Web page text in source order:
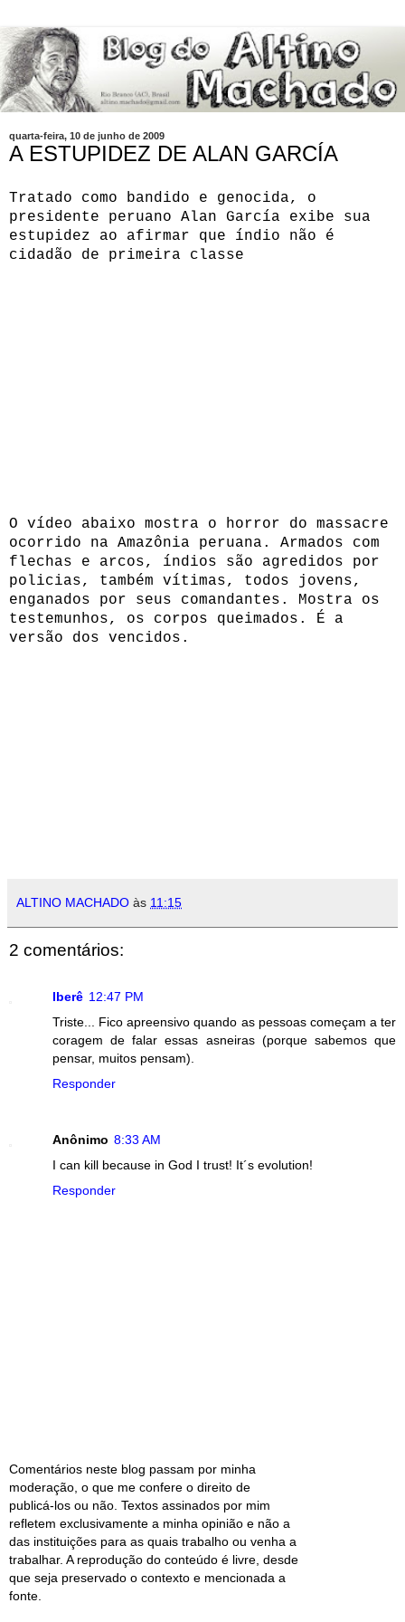
quarta-feira, 10 de junho de 2009
A ESTUPIDEZ DE ALAN GARCÍA
Tratado como bandido e genocida, o
presidente peruano Alan García exibe sua
estupidez ao afirmar que índio não é
cidadão de primeira classe
O vídeo abaixo mostra o horror do massacre
ocorrido na Amazônia peruana. Armados com
flechas e arcos, índios são agredidos por
policias, também vítimas, todos jovens,
enganados por seus comandantes. Mostra os
testemunhos, os corpos queimados. É a
versão dos vencidos.
ALTINO MACHADO às 11:15
2 comentários:
Iberê 12:47 PM
Triste... Fico apreensivo quando as pessoas começam a ter
coragem de falar essas asneiras (porque sabemos que
pensar, muitos pensam).
Responder
Anônimo 8:33 AM
I can kill because in God I trust! It´s evolution!
Responder
Comentários neste blog passam por minha
moderação, o que me confere o direito de
publicá-los ou não. Textos assinados por mim
refletem exclusivamente a minha opinião e não a
das instituições para as quais trabalho ou venha a
trabalhar. A reprodução do conteúdo é livre, desde
que seja preservado o contexto e mencionada a
fonte.